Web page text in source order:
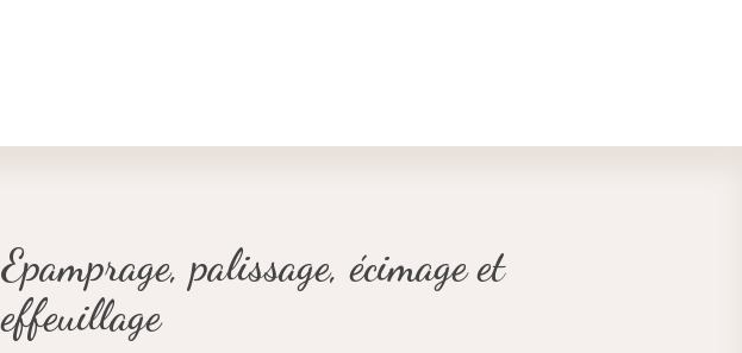
Epamprage, palissage, écimage et
effeuillage